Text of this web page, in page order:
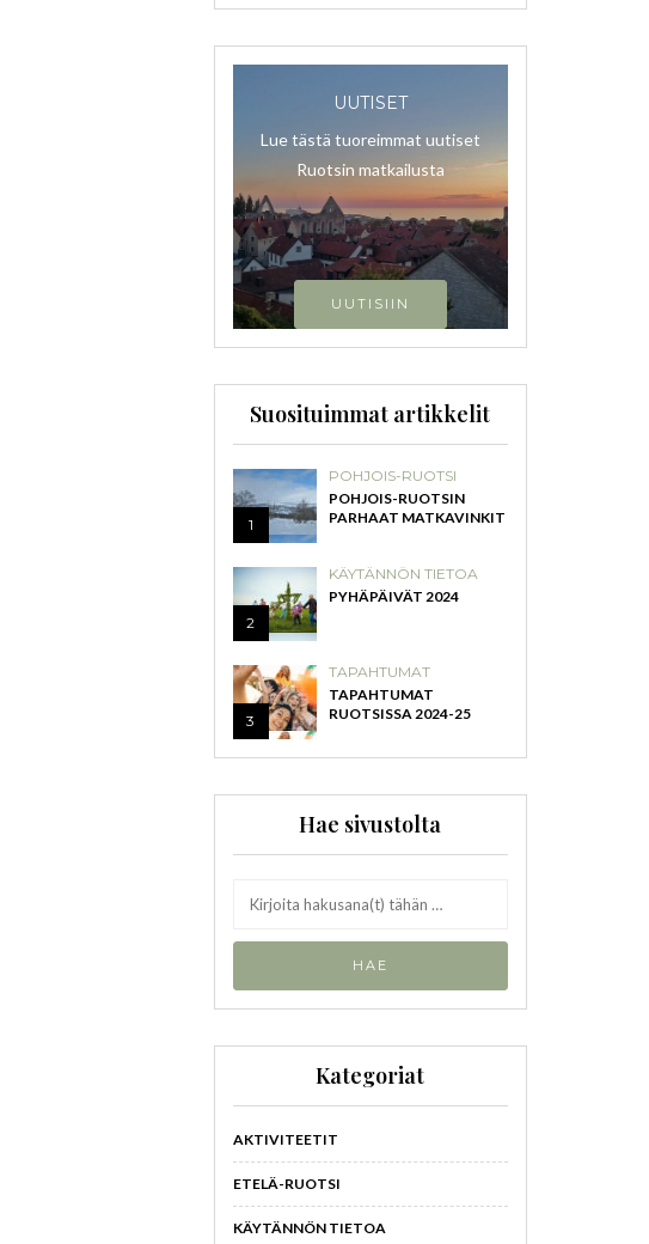
UUTISET
Lue tästä tuoreimmat uutiset
Ruotsin matkailusta
UUTISIIN
Suosituimmat artikkelit
1
POHJOIS-RUOTSI
POHJOIS-RUOTSIN
PARHAAT MATKAVINKIT
2
KÄYTÄNNÖN TIETOA
PYHÄPÄIVÄT 2024
3
TAPAHTUMAT
TAPAHTUMAT
RUOTSISSA 2024-25
Hae sivustolta
Kategoriat
AKTIVITEETIT
ETELÄ-RUOTSI
KÄYTÄNNÖN TIETOA